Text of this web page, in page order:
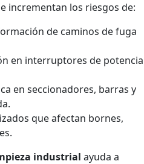
incrementan los riesgos de:
de caminos de fuga
en interruptores de
en seccionadores, barras y
que afectan bornes,
industrial ayuda a